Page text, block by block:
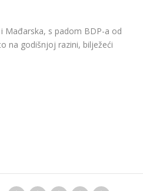
Mađarska, s padom BDP-a od
na godišnjoj razini, bilježeći